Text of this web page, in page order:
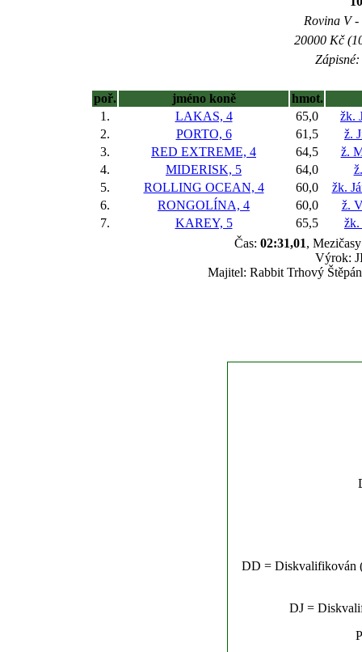
Rovina V
20000 Kč
poř. jméno koně
hmot.
1.
LAKAS, 4 65,0
žk.
2.
PORTO, 6 61,5
ž.
3.
RED EXTREME, 4 64,5
ž.
4.
MIDERISK, 5 64,0
5.
ROLLING OCEAN, 4 60,0
žk.
6.
RONGOLÍNA, 4 60,0
ž.
7.
KAREY, 5 65,5
žk.
Čas: 02:31,01,
Výrok:
Majitel: Rabbit Trhový
DD = Diskvalifikován
DJ =